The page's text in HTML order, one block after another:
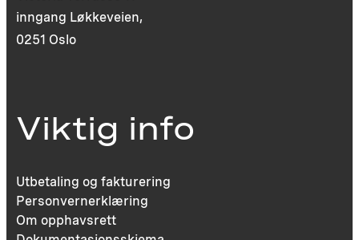
inngang Løkkeveien,
0251 Oslo
Viktig info
Utbetaling og fakturering
Personvernerklæring
Om opphavsrett